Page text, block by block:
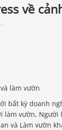
về
làm vườn
bất kỳ doanh
vườn, Người
và Làm vườn